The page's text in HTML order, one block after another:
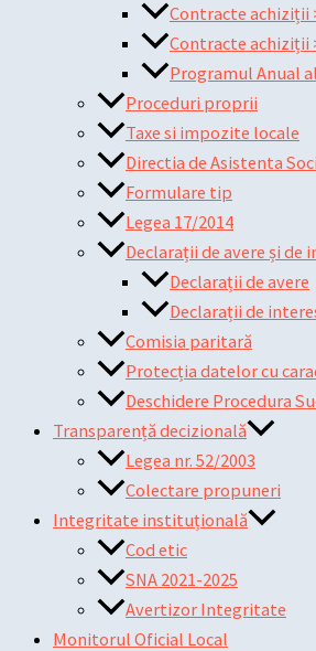
Contracte achiziții
Contracte achiziții
Programul Anual
Proceduri proprii
Taxe si impozite locale
Directia de Asistenta
Formulare tip
Legea 17/2014
Declarații de avere și de
Declarații de avere
Declarații de
Comisia paritară
Protecția datelor cu
Deschidere Procedura
Transparență decizională
Legea nr. 52/2003
Colectare propuneri
Integritate instituțională
Cod etic
SNA 2021-2025
Avertizor Integritate
Monitorul Oficial Local